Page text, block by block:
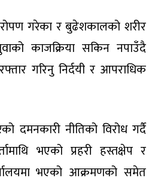
गरेका र बुढेशकालको शरीर
काजक्रिया सकिन नपाउँदै
गरिनु निर्दयी र आपराधिक
दमनकारी नीतिको विरोध गर्दै
भएको प्रहरी हस्तक्षेप र
भएको आक्रमणको समेत